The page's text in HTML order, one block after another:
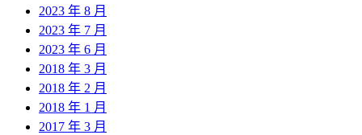
2023 年 8 月
2023 年 7 月
2023 年 6 月
2018 年 3 月
2018 年 2 月
2018 年 1 月
2017 年 3 月